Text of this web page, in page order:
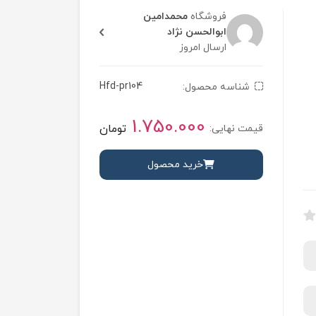
فروشگاه محمدامین
ابوالحسن نژاد
ارسال امروز
شناسه محصول: Hfd-pr104
قیمت نهایی: تومان1.750.000
خرید محصول